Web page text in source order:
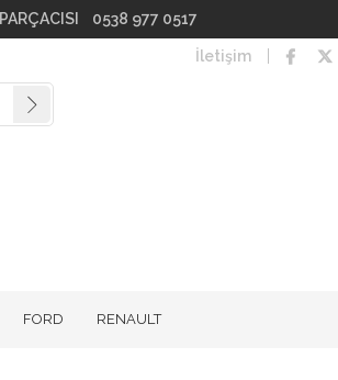
0538 977 0517
İletişim
FORD RENAULT